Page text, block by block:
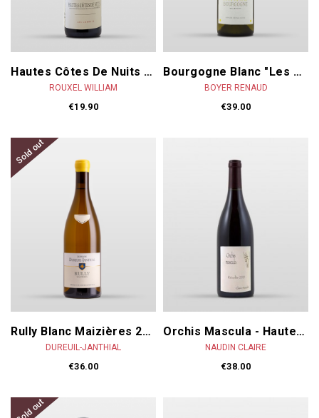
Hautes Côtes De Nuits "Les Larrets" 2022
ROUXEL WILLIAM
€19.90
Bourgogne Blanc "Les Riaux" 2023
BOYER RENAUD
€39.00
Sold out
Rully Blanc Maizières 2023
DUREUIL-JANTHIAL
€36.00
Orchis Mascula - Hautes Côtes De Beaune 2023
NAUDIN CLAIRE
€38.00
Sold out